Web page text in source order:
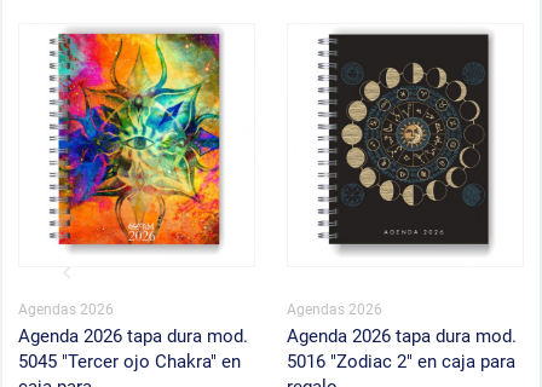
Agendas 2026
Agenda 2026 tapa dura mod.
5045 "Tercer ojo Chakra" en
Agendas 2026
Agenda 2026 tapa dura mod.
5016 "Zodiac 2" en caja para